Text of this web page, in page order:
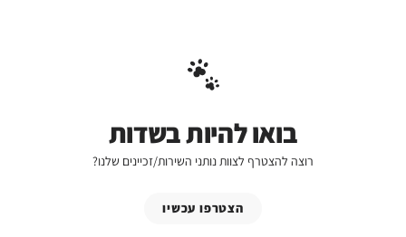
בואו להיות בשדות
רוצה להצטרף לצוות נותני השירות/זכיינים שלנו?
הצטרפו עכשיו